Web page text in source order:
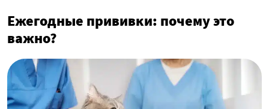
Ежегодные прививки: почему это
важно?